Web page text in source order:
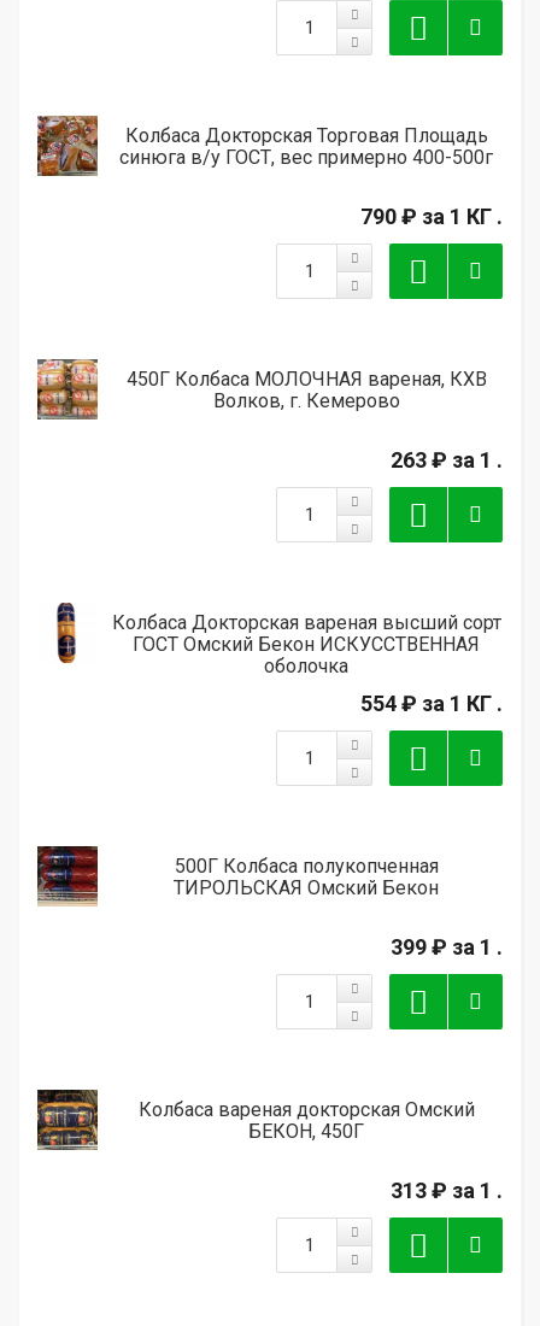
Колбаса Докторская Торговая Площадь
синюга в/у ГОСТ, вес примерно 400-500г
790 ₽ за 1 КГ .
450Г Колбаса МОЛОЧНАЯ вареная, КХВ
Волков, г. Кемерово
263 ₽ за 1 .
Колбаса Докторская вареная высший сорт
ГОСТ Омский Бекон ИСКУССТВЕННАЯ
оболочка
554 ₽ за 1 КГ .
500Г Колбаса полукопченная
ТИРОЛЬСКАЯ Омский Бекон
399 ₽ за 1 .
Колбаса вареная докторская Омский
БЕКОН, 450Г
313 ₽ за 1 .